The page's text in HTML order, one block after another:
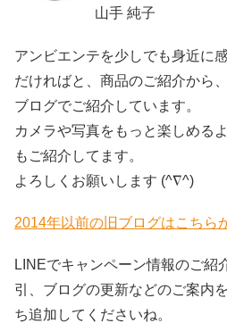
山手 純子
アンビエンテを少しでも身近に
だければと、商品のご紹介から
ブログでご紹介しています。
カメラや写真をもっと楽しめる
もご紹介してます。
よろしくお願いします (^∇^)
2014年以前の旧ブログはこちら
LINEでキャンペーン情報のご紹
引、ブログの更新などのご案内
ち追加してくださいね。